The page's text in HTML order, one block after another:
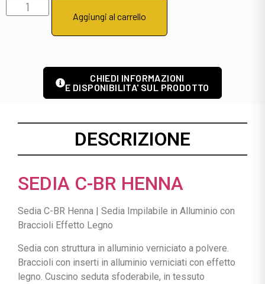
Aggiungi al carrello
CHIEDI INFORMAZIONI
E DISPONIBILITA' SUL PRODOTTO
DESCRIZIONE
SEDIA C-BR HENNA
Sedia C-BR Henna | Sedia Impilabile in Alluminio con
Braccioli Effetto Legno
Sedia con struttura in alluminio verniciato a polvere.
Braccioli con inserti in alluminio verniciati con effetto
legno. Cuscino seduta sfoderabile, in tessuto